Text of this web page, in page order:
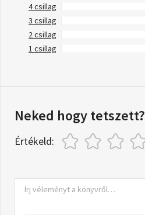
4 csillag
3 csillag
2 csillag
1 csillag
Neked hogy tetszett?
Értékeld: